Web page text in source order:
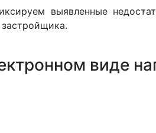
выявленные
виде